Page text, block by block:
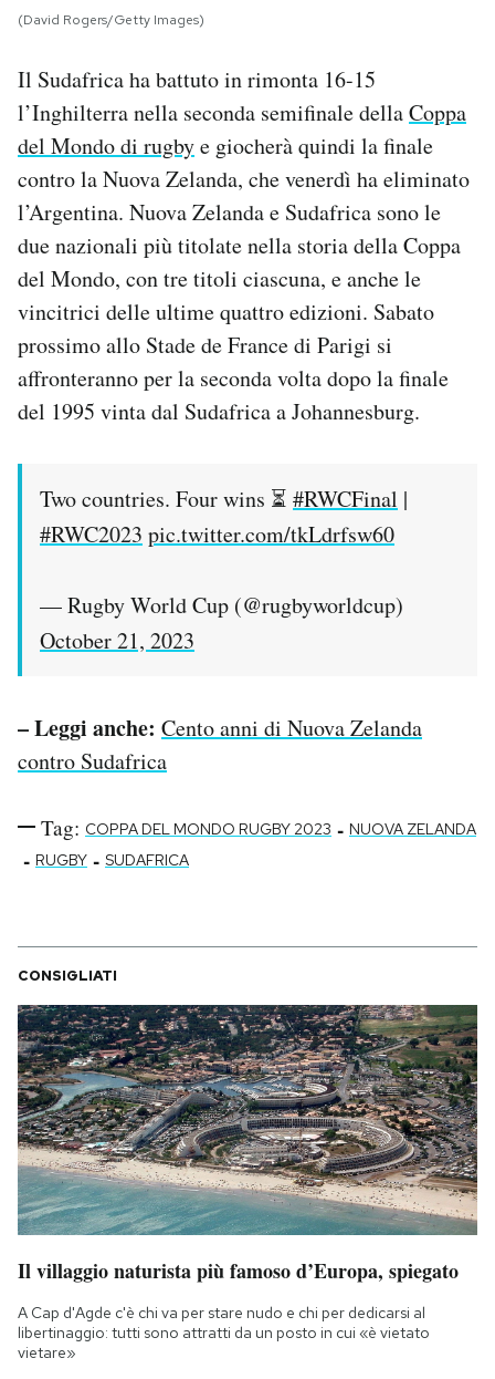
SHOP
CALENDARIO
AREA PERSONALE
Area Personale
Newsletter
Regala il Post
Hai bisogno di aiuto?
(David Rogers/Getty Images)
Il Sudafrica ha battuto in rimonta 16-15
l’Inghilterra nella seconda semifinale dellaCoppa
del Mondo di rugbye giocherà quindi la finale
contro la Nuova Zelanda, che venerdì ha eliminato
l’Argentina. Nuova Zelanda e Sudafrica sono le
due nazionali più titolate nella storia della Coppa
del Mondo, con tre titoli ciascuna, e anche le
vincitrici delle ultime quattro edizioni. Sabato
prossimo allo Stade de France di Parigi si
affronteranno per la seconda volta dopo la finale
del 1995 vinta dal Sudafrica a Johannesburg.
Two countries. Four wins ⏳ #RWCFinal |
#RWC2023 pic.twitter.com/tkLdrfsw60
— Rugby World Cup (@rugbyworldcup)
October 21, 2023
– Leggi anche: Cento anni di Nuova Zelanda
contro Sudafrica
Tag: COPPA DEL MONDO RUGBY 2023 - NUOVA ZELANDA
- RUGBY - SUDAFRICA
CONSIGLIATI
Il villaggio naturista più famoso d’Europa, spiegato
A Cap d'Agde c'è chi va per stare nudo e chi per dedicarsi al
libertinaggio: tutti sono attratti da un posto in cui «è vietato
vietare»